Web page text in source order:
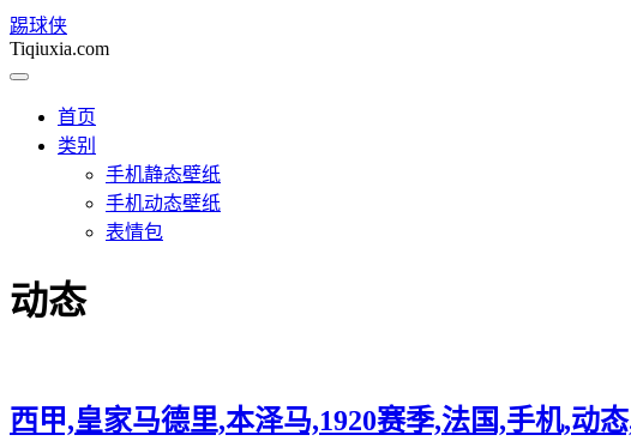
踢球侠
Tiqiuxia.com
首页
类别
手机静态壁纸
手机动态壁纸
表情包
动态
西甲,皇家马德里,本泽马,1920赛季,法国,手机,动